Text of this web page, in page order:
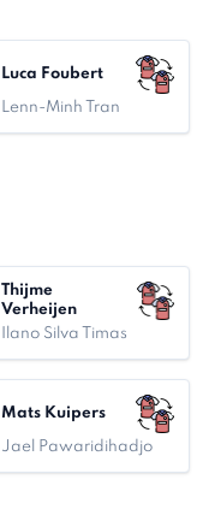
Luca Foubert
Lenn-Minh Tran
Thijme
Verheijen
Ilano Silva Timas
Mats Kuipers
Jael Pawaridihadjo